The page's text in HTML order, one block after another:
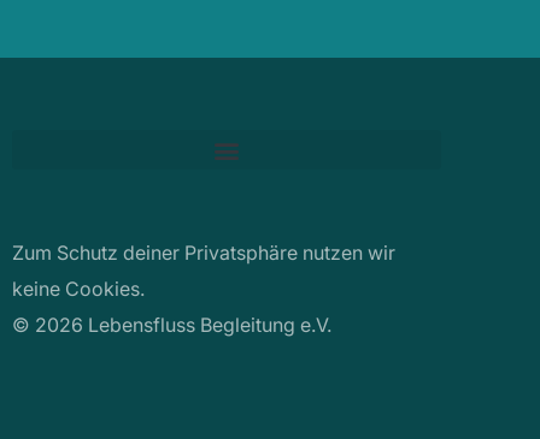
Zum Schutz deiner Privatsphäre nutzen wir
keine Cookies.
© 2026 Lebensfluss Begleitung e.V.